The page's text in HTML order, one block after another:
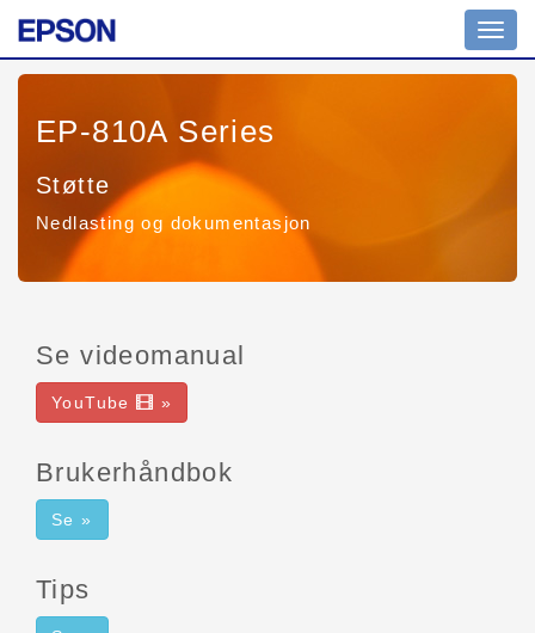
EP-810A Series
Støtte
Nedlasting og dokumentasjon
Se videomanual
YouTube »
Brukerhåndbok
Se »
Tips